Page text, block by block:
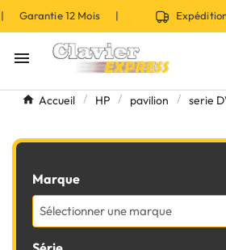
Garantie 12 Mois |

Accueil HP pavilion serie
Marque
Sélectionner une marque